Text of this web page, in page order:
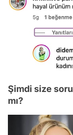
Şimdi size
mı?